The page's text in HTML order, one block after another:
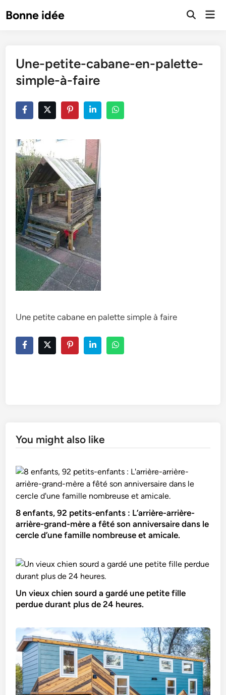
toBonne idée
Open
Une-petite-cabane-en-palette-
simple-à-faire
Une petite cabane en palette simple à faire
You might also like
8 enfants, 92 petits-enfants : L’arrière-arrière-
arrière-grand-mère a fêté son anniversaire dans le
cercle d’une famille nombreuse et amicale.
Un vieux chien sourd a gardé une petite fille
perdue durant plus de 24 heures.